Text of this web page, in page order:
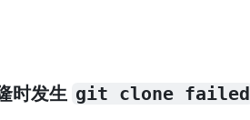
时发生 git clone failed